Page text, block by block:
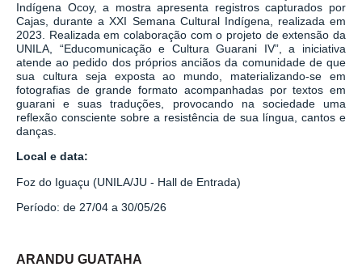
Indígena Ocoy, a mostra apresenta registros capturados por
Cajas, durante a XXI Semana Cultural Indígena, realizada em
2023. Realizada em colaboração com o projeto de extensão da
UNILA, “Educomunicação e Cultura Guarani IV”, a iniciativa
atende ao pedido dos próprios anciãos da comunidade de que
sua cultura seja exposta ao mundo, materializando-se em
fotografias de grande formato acompanhadas por textos em
guarani e suas traduções, provocando na sociedade uma
reflexão consciente sobre a resistência de sua língua, cantos e
danças.
Local e data:
Foz do Iguaçu (UNILA/JU - Hall de Entrada)
Período: de 27/04 a 30/05/26
ARANDU GUATAHA